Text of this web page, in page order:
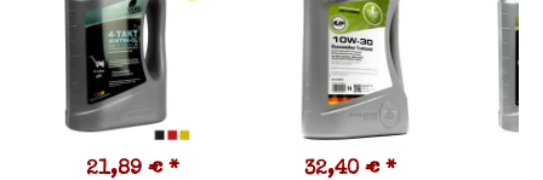
21,89 € * 32,40 € *